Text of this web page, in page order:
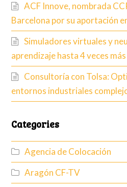
ACF Innove, nombrada
Barcelona por su aportación
Simuladores virtuales y
aprendizaje hasta 4 veces
Consultoría con Tolsa:
entornos industriales
Categories
Agencia de Colocación
Aragón CF-TV